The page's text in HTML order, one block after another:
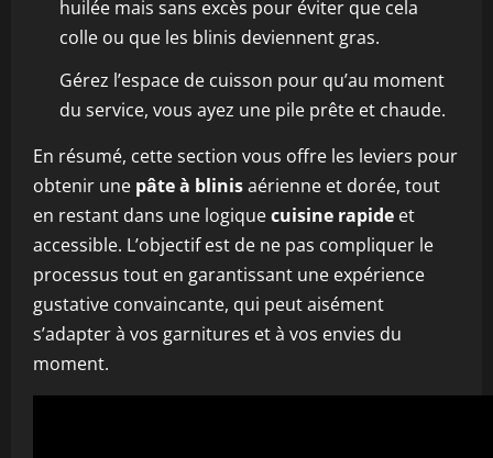
huilée mais sans excès pour éviter que cela
colle ou que les blinis deviennent gras.
Gérez l’espace de cuisson pour qu’au moment
du service, vous ayez une pile prête et chaude.
En résumé, cette section vous offre les leviers pour
obtenir une pâte à blinisaérienne et dorée, tout
en restant dans une logiquecuisine rapide et
accessible. L’objectif est de ne pas compliquer le
processus tout en garantissant une expérience
gustative convaincante, qui peut aisément
s’adapter à vos garnitures et à vos envies du
moment.